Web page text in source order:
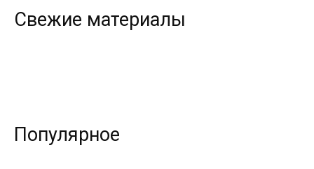
Свежие материалы
Популярное